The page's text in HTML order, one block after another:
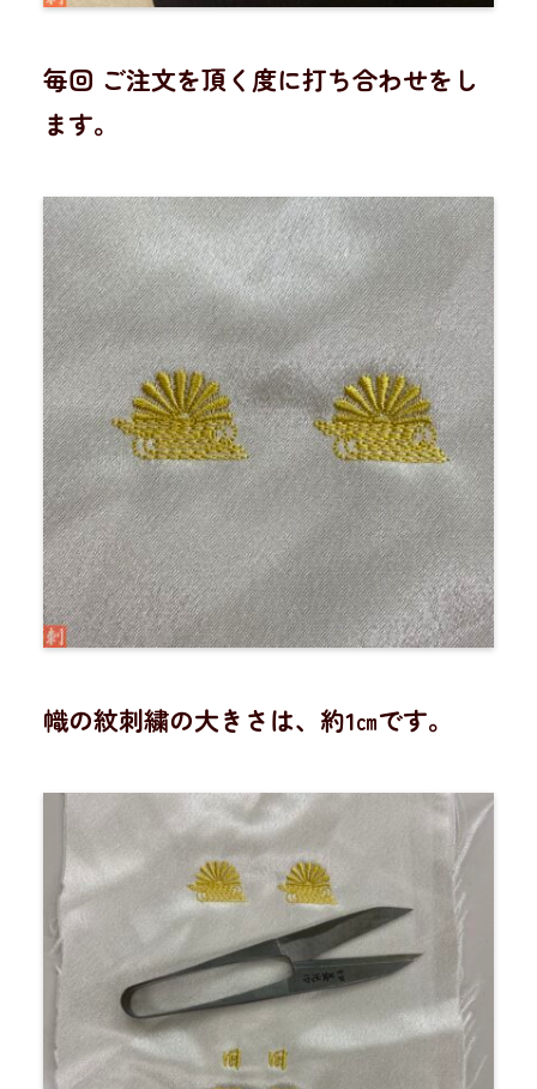
毎回 ご注文を頂く度に打ち合わせをし
ます。
幟の紋刺繍の大きさは、約1㎝です。